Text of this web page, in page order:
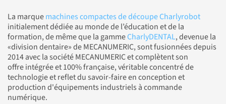
La marquemachines compactes de découpe Charlyrobot
initialement dédiée au monde de l’éducation et de la
formation, de même que la gammeCharlyDENTAL, devenue la
«division dentaire» de MECANUMERIC, sont fusionnées depuis
2014 avec la société MECANUMERIC et complètent son
offre intégrée et 100% française, véritable concentré de
technologie et reflet du savoir-faire en conception et
production d'équipements industriels à commande
numérique.